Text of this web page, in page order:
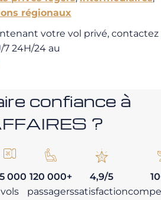
régionaux
votre vol privé, contactez
7 24H/24 au
confiance à
?
000
vols
120 000+
passagers
4,9/5
satisfaction